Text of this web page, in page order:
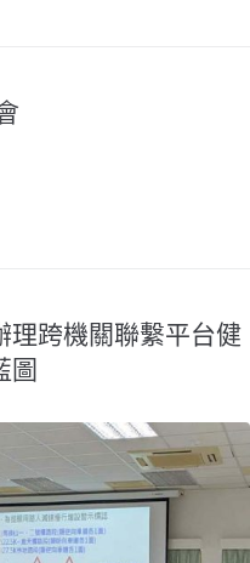
理跨機關聯繫平台健
圖